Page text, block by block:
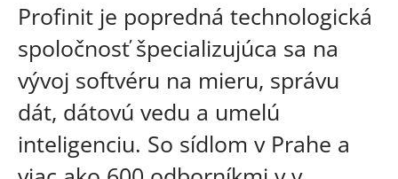
Profinit je popredná technologická
spoločnosť špecializujúca sa na
vývoj softvéru na mieru, správu
dát, dátovú vedu a umelú
inteligenciu. So sídlom v Prahe a